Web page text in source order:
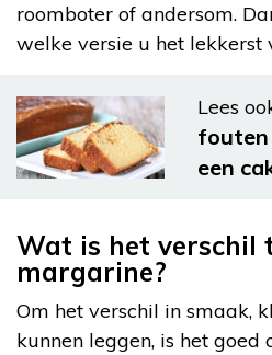
roomboter of andersom.
welke versie u het lekkerst
Lees
fouten
een
Wat is het verschil
margarine?
Om het verschil in smaak,
kunnen leggen, is het